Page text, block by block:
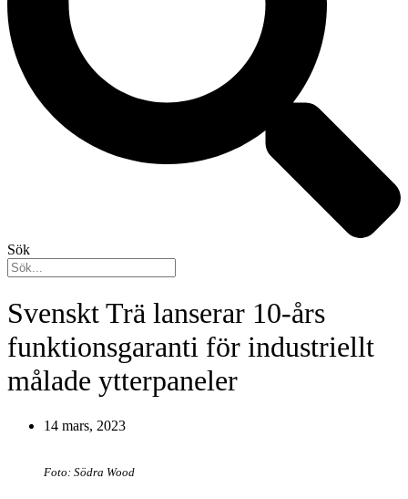
Sök
Svenskt Trä lanserar 10-års
funktionsgaranti för industriellt
målade ytterpaneler
14 mars, 2023
Foto: Södra Wood